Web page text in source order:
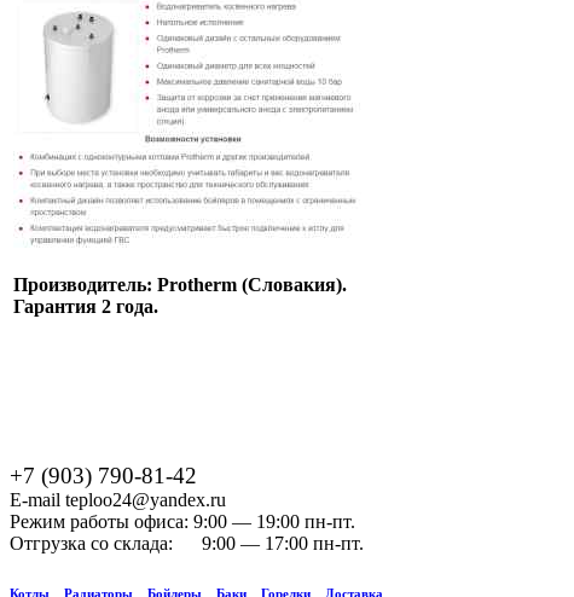
Производитель: Protherm (Словакия).
Гарантия 2 года.
+7 (903) 790-81-42
E-mail teploo24@yandex.ru
Режим работы офиса: 9:00 — 19:00 пн-пт.
Отгрузка со склада: 9:00 — 17:00 пн-пт.
Котлы Радиаторы Бойлеры Баки Горелки Доставка